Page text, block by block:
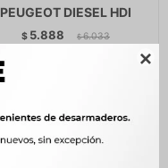

PEUGEOT DIESEL HDI
$ 5.888 $ 6.033